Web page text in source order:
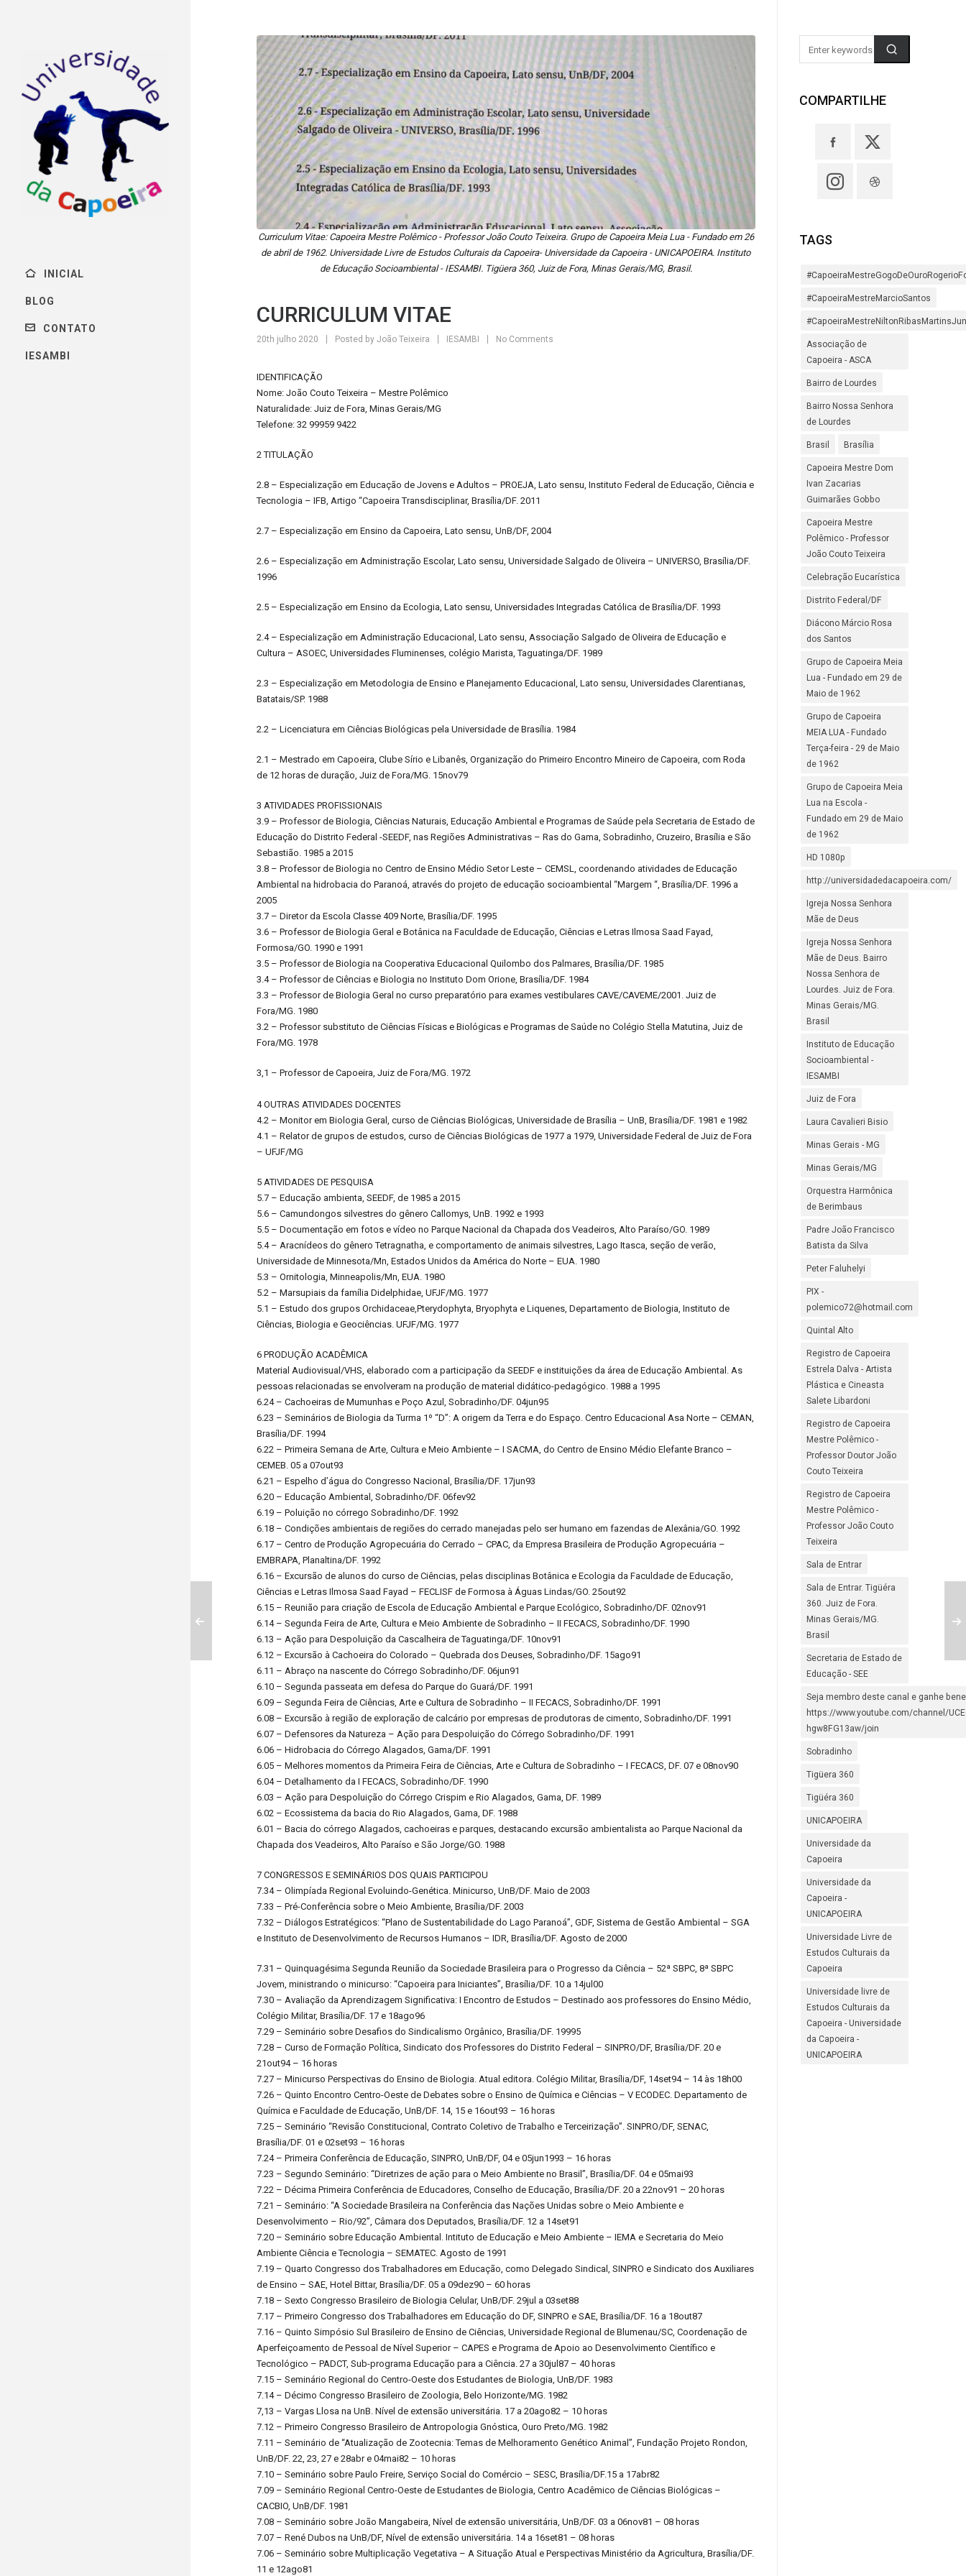
INICIAL
BLOG
CONTATO
IESAMBI
Curriculum Vitae: Capoeira Mestre Polêmico - Professor João Couto Teixeira. Grupo de Capoeira Meia Lua - Fundado em 26
de abril de 1962. Universidade Livre de Estudos Culturais da Capoeira- Universidade da Capoeira - UNICAPOEIRA. Instituto
de Educação Socioambiental - IESAMBI. Tigüera 360, Juiz de Fora, Minas Gerais/MG, Brasil.
CURRICULUM VITAE
20th julho 2020 Posted by João Teixeira IESAMBI No Comments
IDENTIFICAÇÃO
Nome: João Couto Teixeira – Mestre Polêmico
Naturalidade: Juiz de Fora, Minas Gerais/MG
Telefone: 32 99959 9422
2 TITULAÇÃO
2.8 – Especialização em Educação de Jovens e Adultos – PROEJA, Lato sensu, Instituto Federal de Educação, Ciência e
Tecnologia – IFB, Artigo “Capoeira Transdisciplinar, Brasília/DF. 2011
2.7 – Especialização em Ensino da Capoeira, Lato sensu, UnB/DF, 2004
2.6 – Especialização em Administração Escolar, Lato sensu, Universidade Salgado de Oliveira – UNIVERSO, Brasília/DF.
1996
2.5 – Especialização em Ensino da Ecologia, Lato sensu, Universidades Integradas Católica de Brasília/DF. 1993
2.4 – Especialização em Administração Educacional, Lato sensu, Associação Salgado de Oliveira de Educação e
Cultura – ASOEC, Universidades Fluminenses, colégio Marista, Taguatinga/DF. 1989
2.3 – Especialização em Metodologia de Ensino e Planejamento Educacional, Lato sensu, Universidades Clarentianas,
Batatais/SP. 1988
2.2 – Licenciatura em Ciências Biológicas pela Universidade de Brasília. 1984
2.1 – Mestrado em Capoeira, Clube Sírio e Libanês, Organização do Primeiro Encontro Mineiro de Capoeira, com Roda
de 12 horas de duração, Juiz de Fora/MG. 15nov79
3 ATIVIDADES PROFISSIONAIS
3.9 – Professor de Biologia, Ciências Naturais, Educação Ambiental e Programas de Saúde pela Secretaria de Estado de
Educação do Distrito Federal -SEEDF, nas Regiões Administrativas – Ras do Gama, Sobradinho, Cruzeiro, Brasília e São
Sebastião. 1985 a 2015
3.8 – Professor de Biologia no Centro de Ensino Médio Setor Leste – CEMSL, coordenando atividades de Educação
Ambiental na hidrobacia do Paranoá, através do projeto de educação socioambiental “Margem “, Brasília/DF. 1996 a
2005
3.7 – Diretor da Escola Classe 409 Norte, Brasília/DF. 1995
3.6 – Professor de Biologia Geral e Botânica na Faculdade de Educação, Ciências e Letras Ilmosa Saad Fayad,
Formosa/GO. 1990 e 1991
3.5 – Professor de Biologia na Cooperativa Educacional Quilombo dos Palmares, Brasília/DF. 1985
3.4 – Professor de Ciências e Biologia no Instituto Dom Orione, Brasília/DF. 1984
3.3 – Professor de Biologia Geral no curso preparatório para exames vestibulares CAVE/CAVEME/2001. Juiz de
Fora/MG. 1980
3.2 – Professor substituto de Ciências Físicas e Biológicas e Programas de Saúde no Colégio Stella Matutina, Juiz de
Fora/MG. 1978
3,1 – Professor de Capoeira, Juiz de Fora/MG. 1972
4 OUTRAS ATIVIDADES DOCENTES
4.2 – Monitor em Biologia Geral, curso de Ciências Biológicas, Universidade de Brasília – UnB, Brasília/DF. 1981 e 1982
4.1 – Relator de grupos de estudos, curso de Ciências Biológicas de 1977 a 1979, Universidade Federal de Juiz de Fora
– UFJF/MG
5 ATIVIDADES DE PESQUISA
5.7 – Educação ambienta, SEEDF, de 1985 a 2015
5.6 – Camundongos silvestres do gênero Callomys, UnB. 1992 e 1993
5.5 – Documentação em fotos e vídeo no Parque Nacional da Chapada dos Veadeiros, Alto Paraíso/GO. 1989
5.4 – Aracnídeos do gênero Tetragnatha, e comportamento de animais silvestres, Lago Itasca, seção de verão,
Universidade de Minnesota/Mn, Estados Unidos da América do Norte – EUA. 1980
5.3 – Ornitologia, Minneapolis/Mn, EUA. 198O
5.2 – Marsupiais da família Didelphidae, UFJF/MG. 1977
5.1 – Estudo dos grupos Orchidaceae,Pterydophyta, Bryophyta e Liquenes, Departamento de Biologia, Instituto de
Ciências, Biologia e Geociências. UFJF/MG. 1977
6 PRODUÇÃO ACADÊMICA
Material Audiovisual/VHS, elaborado com a participação da SEEDF e instituições da área de Educação Ambiental. As
pessoas relacionadas se envolveram na produção de material didático-pedagógico. 1988 a 1995
6.24 – Cachoeiras de Mumunhas e Poço Azul, Sobradinho/DF. 04jun95
6.23 – Seminários de Biologia da Turma 1º “D”: A origem da Terra e do Espaço. Centro Educacional Asa Norte – CEMAN,
Brasília/DF. 1994
6.22 – Primeira Semana de Arte, Cultura e Meio Ambiente – I SACMA, do Centro de Ensino Médio Elefante Branco –
CEMEB. 05 a 07out93
6.21 – Espelho d’água do Congresso Nacional, Brasília/DF. 17jun93
6.20 – Educação Ambiental, Sobradinho/DF. 06fev92
6.19 – Poluição no córrego Sobradinho/DF. 1992
6.18 – Condições ambientais de regiões do cerrado manejadas pelo ser humano em fazendas de Alexânia/GO. 1992
6.17 – Centro de Produção Agropecuária do Cerrado – CPAC, da Empresa Brasileira de Produção Agropecuária –
EMBRAPA, Planaltina/DF. 1992
6.16 – Excursão de alunos do curso de Ciências, pelas disciplinas Botânica e Ecologia da Faculdade de Educação,
Ciências e Letras Ilmosa Saad Fayad – FECLISF de Formosa à Águas Lindas/GO. 25out92
6.15 – Reunião para criação de Escola de Educação Ambiental e Parque Ecológico, Sobradinho/DF. 02nov91
6.14 – Segunda Feira de Arte, Cultura e Meio Ambiente de Sobradinho – II FECACS, Sobradinho/DF. 1990
6.13 – Ação para Despoluição da Cascalheira de Taguatinga/DF. 10nov91
6.12 – Excursão à Cachoeira do Colorado – Quebrada dos Deuses, Sobradinho/DF. 15ago91
6.11 – Abraço na nascente do Córrego Sobradinho/DF. 06jun91
6.10 – Segunda passeata em defesa do Parque do Guará/DF. 1991
6.09 – Segunda Feira de Ciências, Arte e Cultura de Sobradinho – II FECACS, Sobradinho/DF. 1991
6.08 – Excursão à região de exploração de calcário por empresas de produtoras de cimento, Sobradinho/DF. 1991
6.07 – Defensores da Natureza – Ação para Despoluição do Córrego Sobradinho/DF. 1991
6.06 – Hidrobacia do Córrego Alagados, Gama/DF. 1991
6.05 – Melhores momentos da Primeira Feira de Ciências, Arte e Cultura de Sobradinho – I FECACS, DF. 07 e 08nov90
6.04 – Detalhamento da I FECACS, Sobradinho/DF. 1990
6.03 – Ação para Despoluição do Córrego Crispim e Rio Alagados, Gama, DF. 1989
6.02 – Ecossistema da bacia do Rio Alagados, Gama, DF. 1988
6.01 – Bacia do córrego Alagados, cachoeiras e parques, destacando excursão ambientalista ao Parque Nacional da
Chapada dos Veadeiros, Alto Paraíso e São Jorge/GO. 1988
7 CONGRESSOS E SEMINÁRIOS DOS QUAIS PARTICIPOU
7.34 – Olimpíada Regional Evoluindo-Genética. Minicurso, UnB/DF. Maio de 2003
7.33 – Pré-Conferência sobre o Meio Ambiente, Brasília/DF. 2003
7.32 – Diálogos Estratégicos: “Plano de Sustentabilidade do Lago Paranoá”, GDF, Sistema de Gestão Ambiental – SGA
e Instituto de Desenvolvimento de Recursos Humanos – IDR, Brasília/DF. Agosto de 2000
7.31 – Quinquagésima Segunda Reunião da Sociedade Brasileira para o Progresso da Ciência – 52ª SBPC, 8ª SBPC
Jovem, ministrando o minicurso: “Capoeira para Iniciantes”, Brasília/DF. 10 a 14jul00
7.30 – Avaliação da Aprendizagem Significativa: I Encontro de Estudos – Destinado aos professores do Ensino Médio,
Colégio Militar, Brasília/DF. 17 e 18ago96
7.29 – Seminário sobre Desafios do Sindicalismo Orgânico, Brasília/DF. 19995
7.28 – Curso de Formação Política, Sindicato dos Professores do Distrito Federal – SINPRO/DF, Brasília/DF. 20 e
21out94 – 16 horas
7.27 – Minicurso Perspectivas do Ensino de Biologia. Atual editora. Colégio Militar, Brasília/DF, 14set94 – 14 às 18h00
7.26 – Quinto Encontro Centro-Oeste de Debates sobre o Ensino de Química e Ciências – V ECODEC. Departamento de
Química e Faculdade de Educação, UnB/DF. 14, 15 e 16out93 – 16 horas
7.25 – Seminário “Revisão Constitucional, Contrato Coletivo de Trabalho e Terceirização”. SINPRO/DF, SENAC,
Brasília/DF. 01 e 02set93 – 16 horas
7.24 – Primeira Conferência de Educação, SINPRO, UnB/DF, 04 e 05jun1993 – 16 horas
7.23 – Segundo Seminário: “Diretrizes de ação para o Meio Ambiente no Brasil”, Brasília/DF. 04 e 05mai93
7.22 – Décima Primeira Conferência de Educadores, Conselho de Educação, Brasília/DF. 20 a 22nov91 – 20 horas
7.21 – Seminário: “A Sociedade Brasileira na Conferência das Nações Unidas sobre o Meio Ambiente e
Desenvolvimento – Rio/92”, Câmara dos Deputados, Brasília/DF. 12 a 14set91
7.20 – Seminário sobre Educação Ambiental. Intituto de Educação e Meio Ambiente – IEMA e Secretaria do Meio
Ambiente Ciência e Tecnologia – SEMATEC. Agosto de 1991
7.19 – Quarto Congresso dos Trabalhadores em Educação, como Delegado Sindical, SINPRO e Sindicato dos Auxiliares
de Ensino – SAE, Hotel Bittar, Brasília/DF. 05 a 09dez90 – 60 horas
7.18 – Sexto Congresso Brasileiro de Biologia Celular, UnB/DF. 29jul a 03set88
7.17 – Primeiro Congresso dos Trabalhadores em Educação do DF, SINPRO e SAE, Brasília/DF. 16 a 18out87
7.16 – Quinto Simpósio Sul Brasileiro de Ensino de Ciências, Universidade Regional de Blumenau/SC, Coordenação de
Aperfeiçoamento de Pessoal de Nível Superior – CAPES e Programa de Apoio ao Desenvolvimento Científico e
Tecnológico – PADCT, Sub-programa Educação para a Ciência. 27 a 30jul87 – 40 horas
7.15 – Seminário Regional do Centro-Oeste dos Estudantes de Biologia, UnB/DF. 1983
7.14 – Décimo Congresso Brasileiro de Zoologia, Belo Horizonte/MG. 1982
7,13 – Vargas Llosa na UnB. Nível de extensão universitária. 17 a 20ago82 – 10 horas
7.12 – Primeiro Congresso Brasileiro de Antropologia Gnóstica, Ouro Preto/MG. 1982
7.11 – Seminário de “Atualização de Zootecnia: Temas de Melhoramento Genético Animal”, Fundação Projeto Rondon,
UnB/DF. 22, 23, 27 e 28abr e 04mai82 – 10 horas
7.10 – Seminário sobre Paulo Freire, Serviço Social do Comércio – SESC, Brasília/DF.15 a 17abr82
7.09 – Seminário Regional Centro-Oeste de Estudantes de Biologia, Centro Acadêmico de Ciências Biológicas –
CACBIO, UnB/DF. 1981
7.08 – Seminário sobre João Mangabeira, Nível de extensão universitária, UnB/DF. 03 a 06nov81 – 08 horas
7.07 – René Dubos na UnB/DF, Nível de extensão universitária. 14 a 16set81 – 08 horas
7.06 – Seminário sobre Multiplicação Vegetativa – A Situação Atual e Perspectivas Ministério da Agricultura, Brasília/DF.
11 e 12ago81
COMPARTILHE
TAGS
#CapoeiraMestreMarcioSantos
Associação de
Capoeira - ASCA
Bairro de Lourdes
Bairro Nossa Senhora
de Lourdes
Brasil Brasília
Capoeira Mestre Dom
Ivan Zacarias
Guimarães Gobbo
Capoeira Mestre
Polêmico - Professor
João Couto Teixeira
Celebração Eucarística
Distrito Federal/DF
Diácono Márcio Rosa
dos Santos
Grupo de Capoeira Meia
Lua - Fundado em 29 de
Maio de 1962
Grupo de Capoeira
MEIA LUA - Fundado
Terça-feira - 29 de Maio
de 1962
Grupo de Capoeira Meia
Lua na Escola -
Fundado em 29 de Maio
de 1962
HD 1080p
http://universidadedacapoeira.com/
Igreja Nossa Senhora
Mãe de Deus
Igreja Nossa Senhora
Mãe de Deus. Bairro
Nossa Senhora de
Lourdes. Juiz de Fora.
Minas Gerais/MG.
Brasil
Instituto de Educação
Socioambiental -
IESAMBI
Juiz de Fora
Laura Cavalieri Bisio
Minas Gerais - MG
Minas Gerais/MG
Orquestra Harmônica
de Berimbaus
Padre João Francisco
Batista da Silva
Peter Faluhelyi
PIX -
polemico72@hotmail.com
Quintal Alto
Registro de Capoeira
Estrela Dalva - Artista
Plástica e Cineasta
Salete Libardoni
Registro de Capoeira
Mestre Polêmico -
Professor Doutor João
Couto Teixeira
Registro de Capoeira
Mestre Polêmico -
Professor João Couto
Teixeira
Sala de Entrar
Sala de Entrar. Tigüéra
360. Juiz de Fora.
Minas Gerais/MG.
Brasil
Secretaria de Estado de
Educação - SEE
Seja membro deste canal e ganhe
https://www.youtube.com/channel/
hgw8FG13aw/join
Sobradinho
Tigüera 360
Tigüéra 360
UNICAPOEIRA
Universidade da
Capoeira
Universidade da
Capoeira -
UNICAPOEIRA
Universidade Livre de
Estudos Culturais da
Capoeira
Universidade livre de
Estudos Culturais da
Capoeira - Universidade
da Capoeira -
UNICAPOEIRA